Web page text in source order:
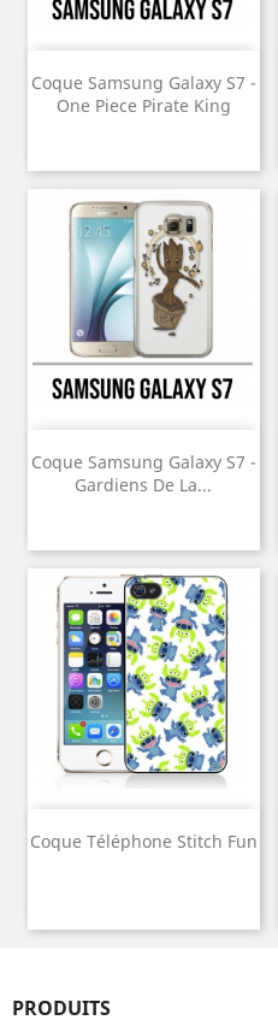
Coque Samsung Galaxy S7 -
One Piece Pirate King
Coque Samsung Galaxy S7 -
Gardiens De La...
Coque Téléphone Stitch Fun
PRODUITS